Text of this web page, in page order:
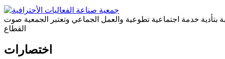
بتأدية خدمة اجتماعية تطوعية والعمل الجماعي وتعتبر الجمعية صوت
القطاع
اختصارات